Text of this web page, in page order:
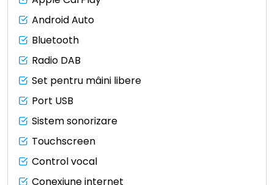
Android Auto
Bluetooth
Radio DAB
Set pentru mâini libere
Port USB
Sistem sonorizare
Touchscreen
Control vocal
Conexiune internet